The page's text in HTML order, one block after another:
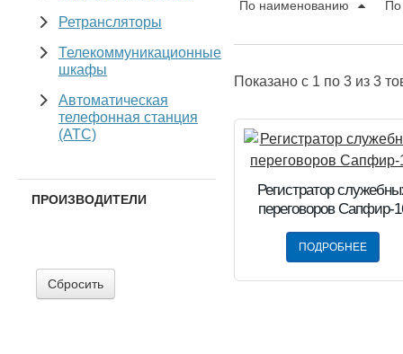
Ретрансляторы
Телекоммуникационные
шкафы
Автоматическая
телефонная станция
(АТС)
ПРОИЗВОДИТЕЛИ
Сбросить
По наименованию
Показано c 1 по 3 из 3
Регистратор
переговоров Сапфир-
ПОДРОБНЕЕ